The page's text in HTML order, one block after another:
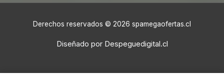
Derechos reservados © 2026 spamegaofertas.cl
Diseñado por Despeguedigital.cl